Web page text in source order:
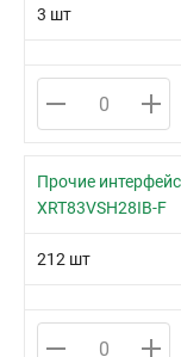
3 шт
Прочие
XRT83VSH28IB-F
212 шт